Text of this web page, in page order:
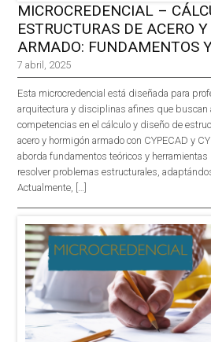
MICROCREDENCIAL –
ESTRUCTURAS DE ACERO
ARMADO: FUNDAMENTOS
7 abril, 2025
Esta microcredencial está diseñada para
arquitectura y disciplinas afines que
competencias en el cálculo y diseño de
acero y hormigón armado con CYPECAD y
aborda fundamentos teóricos y
resolver problemas estructurales,
Actualmente, […]